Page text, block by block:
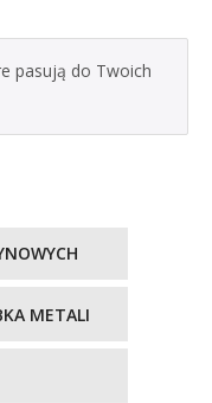
pasują do Twoich
METALI